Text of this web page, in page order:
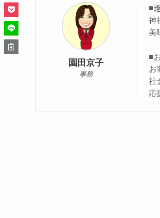
園田京子
事務
■
神
美
■
お
社
応